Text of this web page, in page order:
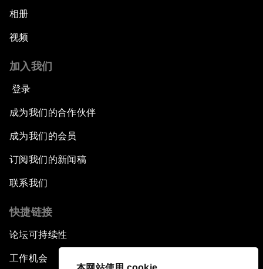
相册
视频
加入我们
登录
成为我们的合作伙伴
成为我们的会员
订阅我们的新闻稿
联系我们
快捷链接
论坛可持续性
工作机会